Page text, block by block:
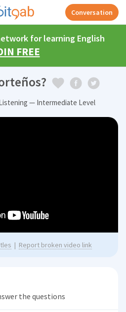
Conversation
for learning English
FREE
— Intermediate Level
| Report broken video link
the questions